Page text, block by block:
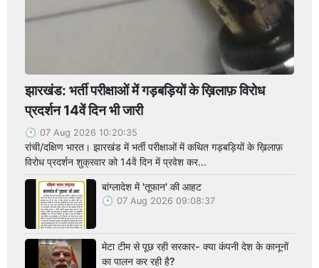
झारखंड: भर्ती परीक्षाओं में गड़बड़ियों के ख़िलाफ़ विरोध
प्रदर्शन 14वें दिन भी जारी
07 Aug 2026 10:20:35
रांची/दक्षिण भारत। झारखंड में भर्ती परीक्षाओं में कथित गड़बड़ियों के ख़िलाफ़
विरोध प्रदर्शन शुक्रवार को 14वें दिन में प्रवेश कर...
बांग्लादेश में 'तूफान' की आहट
07 Aug 2026 09:08:37
मेटा टीम से पूछ रही सरकार- क्या कंपनी देश के कानूनों
का पालन कर रही है?